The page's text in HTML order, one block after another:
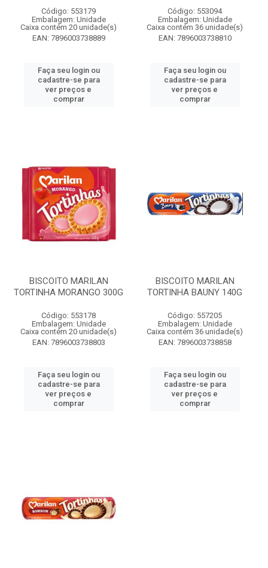
Código: 553179
Embalagem: Unidade
Caixa contém 20 unidade(s)
EAN: 7896003738889
Faça seu login ou
cadastre-se para
ver preços e
comprar
Código: 553094
Embalagem: Unidade
Caixa contém 36 unidade(s)
EAN: 7896003738810
Faça seu login ou
cadastre-se para
ver preços e
comprar
BISCOITO MARILAN
TORTINHA MORANGO 300G
Código: 553178
Embalagem: Unidade
Caixa contém 20 unidade(s)
EAN: 7896003738803
Faça seu login ou
cadastre-se para
ver preços e
comprar
BISCOITO MARILAN
TORTINHA BAUNY 140G
Código: 557205
Embalagem: Unidade
Caixa contém 36 unidade(s)
EAN: 7896003738858
Faça seu login ou
cadastre-se para
ver preços e
comprar